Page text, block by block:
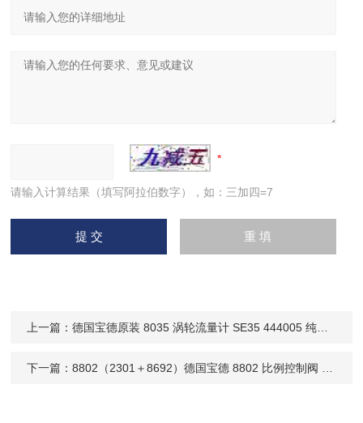
请输入计算结果（填写阿拉伯数字），如：三加四=7
上一篇：德国宝德原装 8035 涡轮流量计 SE35 444005 纯水注射用水测量 代理现货
下一篇：8802（2301＋8692）德国宝德 8802 比例控制阀 8694+2301 组合款 耐腐高防护 原厂授权经销